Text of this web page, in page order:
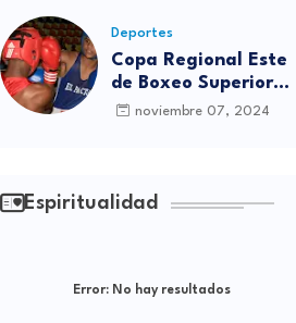
víctimas de la
discoteca Jet Set
Deportes
Copa Regional Este
de Boxeo Superior
será inaugurada este
noviembre 07, 2024
Espiritualidad
Error: No hay resultados